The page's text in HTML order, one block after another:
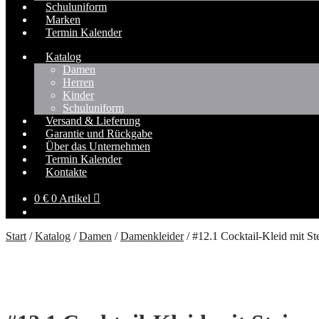
Schuluniform
Marken
Termin Kalender
Katalog
Damen
Herren
Kinder
Schuluniform
Versand & Lieferung
Garantie und Rückgabe
Über das Unternehmen
Termin Kalender
Kontakte
0 € 0 Artikel
Start /Katalog /Damen /Damenkleider/#12.1 Cocktail-Kleid mit